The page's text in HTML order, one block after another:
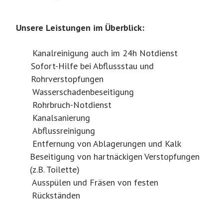
Unsere Leistungen im Überblick:
Kanalreinigung auch im 24h Notdienst
Sofort-Hilfe bei Abflussstau und
Rohrverstopfungen
Wasserschadenbeseitigung
Rohrbruch-Notdienst
Kanalsanierung
Abflussreinigung
Entfernung von Ablagerungen und Kalk
Beseitigung von hartnäckigen Verstopfungen
(z.B. Toilette)
Ausspülen und Fräsen von festen
Rückständen